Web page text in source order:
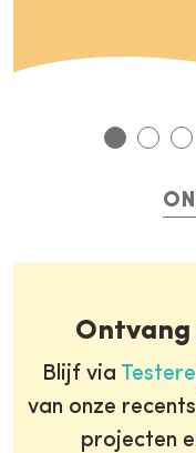
Blijf via
van onze
projecten